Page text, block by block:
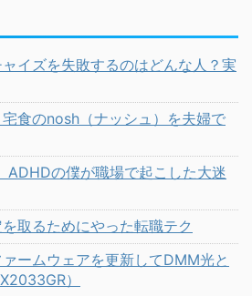
イズを失敗するのはどんな人？実
宅食のnosh（ナッシュ）を夫婦で
ADHDの僕が職場で起こした大迷
取るためにやった転職テク
ームウェアを更新してDMM光と
）